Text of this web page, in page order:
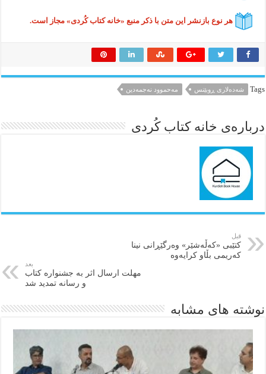
هر نوع بازنشر این متن با ذکر منبع «خانه کتاب کُردی» مجاز است.
Tags شەدەلاری ڕوبێنس مەحموود نەجمەدین
درباره‌ی خانه کتاب کُردی
قبل
کتێبی «کەڵەشێر» وەرگێڕانی نینا
کەریمی بڵاو کرایەوە
بعد
مهلت ارسال اثر به جشنواره کتاب
و رسانه تمدید شد
نوشته های مشابه